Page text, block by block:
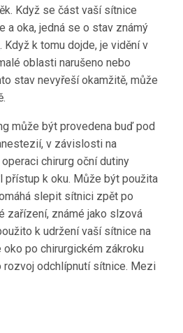
Když se část vaší sítnice
a oka, jedná se o stav známý
. Když k tomu dojde, je vidění v
oblasti narušeno nebo
stav nevyřeší okamžitě, může
může být provedena buď pod
v závislosti na
chirurg oční dutiny
přístup k oku. Může být použita
slepit sítnici zpět po
zařízení, známé jako slzová
k udržení vaší sítnice na
po chirurgickém zákroku
rozvoj odchlípnutí sítnice. Mezi